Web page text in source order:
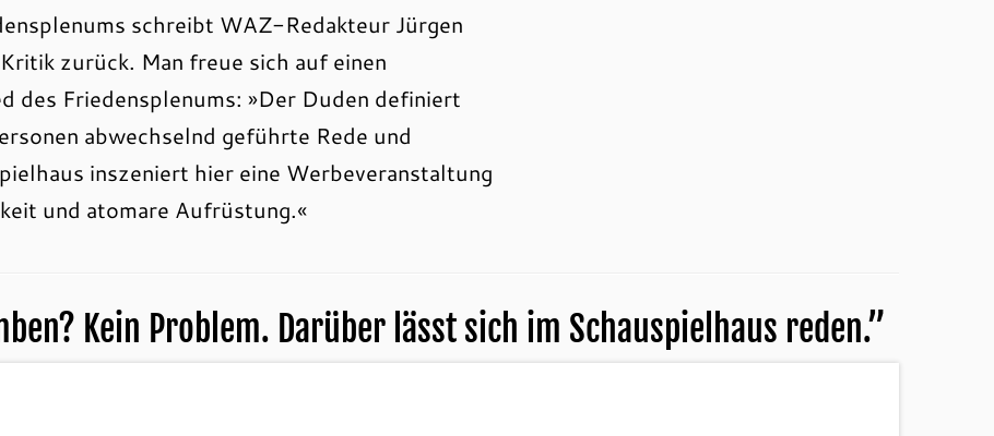
schreibt WAZ-Redakteur Jürgen
zurück. Man freue sich auf einen
des Friedensplenums: »Der Duden definiert
abwechselnd geführte Rede und
inszeniert hier eine Werbeveranstaltung
und atomare Aufrüstung.«
Kein Problem. Darüber lässt sich im Schauspielhaus reden.”